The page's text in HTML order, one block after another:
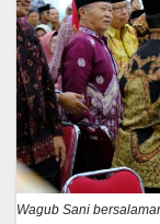
Wagub Sani